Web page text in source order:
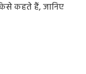
कहते हैं, जानिए